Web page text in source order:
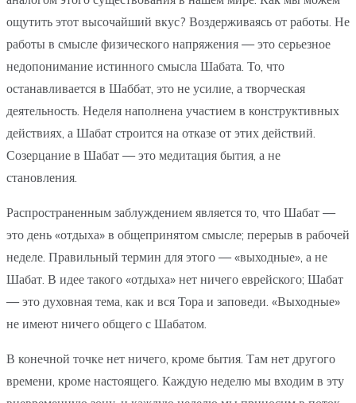
ощутить этот высочайший вкус? Воздерживаясь от работы. Не
работы в смысле физического напряжения — это серьезное
недопонимание истинного смысла Шабата. То, что
останавливается в Шаббат, это не усилие, а творческая
деятельность. Неделя наполнена участием в конструктивных
действиях, а Шабат строится на отказе от этих действий.
Созерцание в Шабат — это медитация бытия, а не
становления.
Распространенным заблуждением является то, что Шабат —
это день «отдыха» в общепринятом смысле; перерыв в рабочей
неделе. Правильный термин для этого — «выходные», а не
Шабат. В идее такого «отдыха» нет ничего еврейского; Шабат
— это духовная тема, как и вся Тора и заповеди. «Выходные»
не имеют ничего общего с Шабатом.
В конечной точке нет ничего, кроме бытия. Там нет другого
времени, кроме настоящего. Каждую неделю мы входим в эту